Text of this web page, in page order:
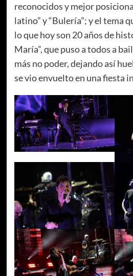
reconocidos y mejor
latino” y “Bulería”; y el tema
lo que hoy son 20 años de
María”, que puso a todos a
más no poder, dejando así
se vio envuelto en una fiesta